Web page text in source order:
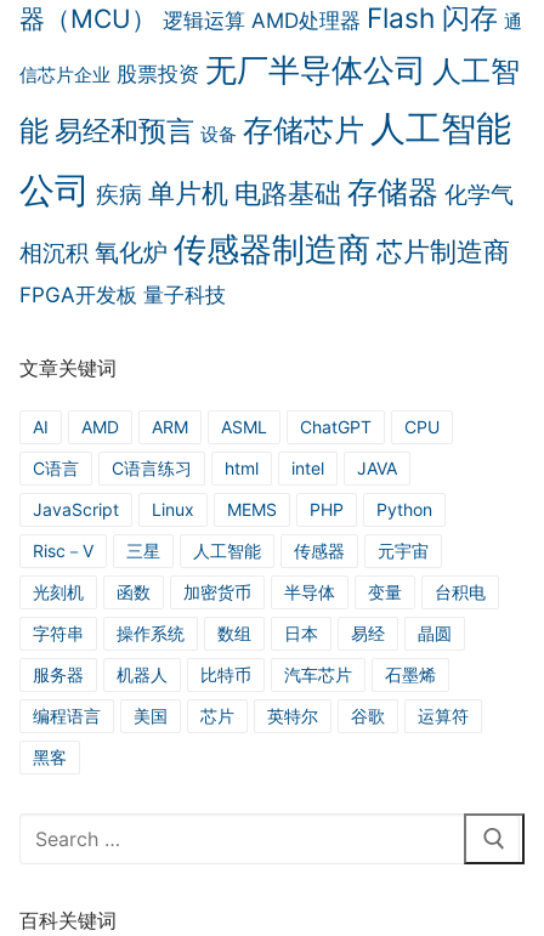
器（MCU）
逻辑运算 AMD处理器 Flash 闪存 通
信芯片企业 股票投资 无厂半导体公司 人工智
能易经和预言 设备 存储芯片 人工智能
公司 疾病 单片机 电路基础 存储器 化学气
相沉积 氧化炉 传感器制造商 芯片制造商
FPGA开发板 量子科技
文章关键词
AI AMD ARM ASML ChatGPT
CPU
C语言
C语言练习 html intel
JAVA
JavaScript
Linux MEMS PHP
Python
Risc－V
三星 人工智能 传感器
元宇宙
光刻机
函数 加密货币 半导体 变量
台积电
字符串
操作系统 数组 日本 易经
晶圆
服务器
机器人 比特币 汽车芯片
石墨烯
编程语言
美国 芯片 英特尔 谷歌
运算符
黑客
Search
百科关键词